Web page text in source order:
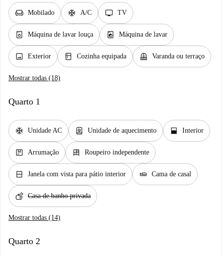
chair Mobilado ac_unit A/C tv TV
dishwasher_gen Máquina de lavar louça local_laundry_service Máquina de lavar
image Exterior kitchen Cozinha equipada balcony Varanda ou terraço
Mostrar todas (18)
Quarto 1
ac_unit Unidade AC water_heater Unidade de aquecimento window_open Interior
package Arrumação dresser Roupeiro independente
window_closed Janela com vista para pátio interior airline_seat_flat Cama de casal
soap Casa de banho privada
Mostrar todas (14)
Quarto 2